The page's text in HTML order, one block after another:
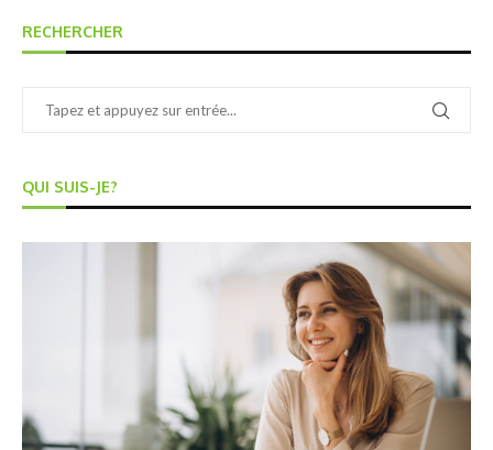
RECHERCHER
QUI SUIS-JE?